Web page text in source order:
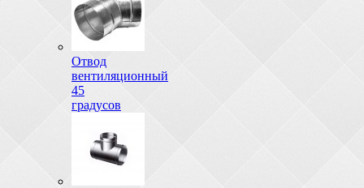
Отвод
вентиляционный
45
градусов